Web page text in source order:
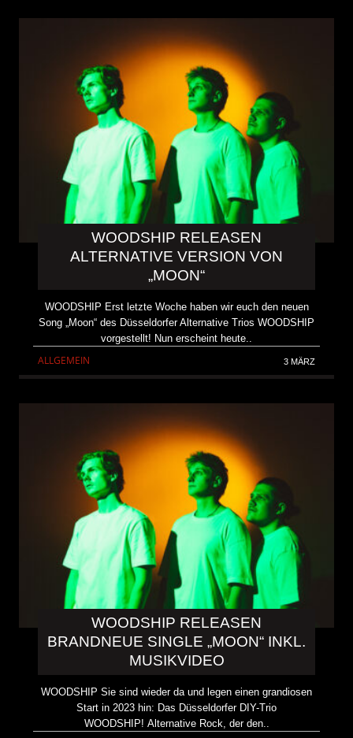
WOODSHIP RELEASEN
ALTERNATIVE VERSION VON
„MOON“
WOODSHIP Erst letzte Woche haben wir euch den neuen
Song „Moon“ des Düsseldorfer Alternative Trios WOODSHIP
vorgestellt! Nun erscheint heute..
ALLGEMEIN 3 MÄRZ
WOODSHIP RELEASEN
BRANDNEUE SINGLE „MOON“ INKL.
MUSIKVIDEO
WOODSHIP Sie sind wieder da und legen einen grandiosen
Start in 2023 hin: Das Düsseldorfer DIY-Trio
WOODSHIP! Alternative Rock, der den..